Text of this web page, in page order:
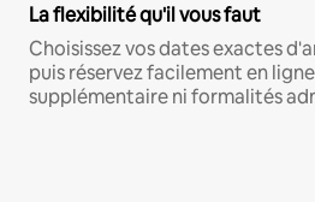
La flexibilité qu'il vous faut
Choisissez vos dates exactes
puis réservez facilement en
supplémentaire ni formalités